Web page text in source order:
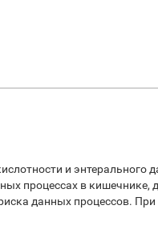
и энтерального
процессах в кишечнике,
данных процессов.